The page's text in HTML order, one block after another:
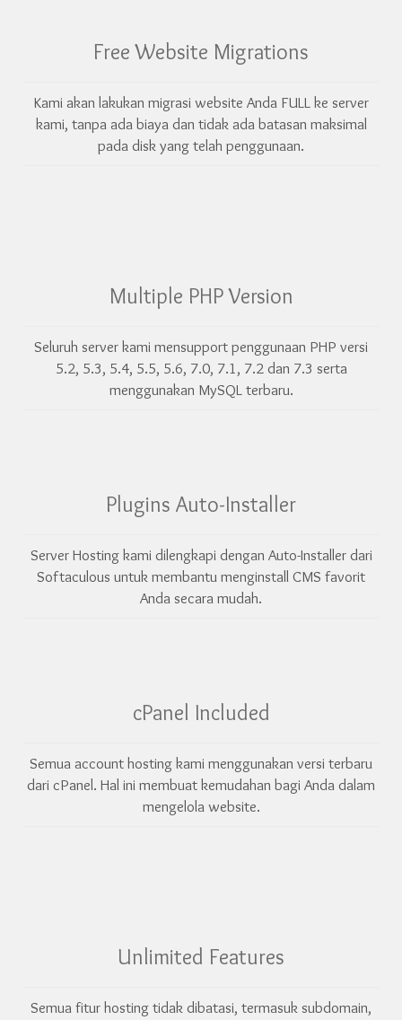
Free Website Migrations
Kami akan lakukan migrasi website Anda FULL ke server
kami, tanpa ada biaya dan tidak ada batasan maksimal
pada disk yang telah penggunaan.
Multiple PHP Version
Seluruh server kami mensupport penggunaan PHP versi
5.2, 5.3, 5.4, 5.5, 5.6, 7.0, 7.1, 7.2 dan 7.3 serta
menggunakan MySQL terbaru.
Plugins Auto-Installer
Server Hosting kami dilengkapi dengan Auto-Installer dari
Softaculous untuk membantu menginstall CMS favorit
Anda secara mudah.
cPanel Included
Semua account hosting kami menggunakan versi terbaru
dari cPanel. Hal ini membuat kemudahan bagi Anda dalam
mengelola website.
Unlimited Features
Semua fitur hosting tidak dibatasi, termasuk subdomain,